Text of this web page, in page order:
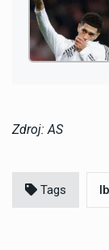
Zdroj: AS
Tags